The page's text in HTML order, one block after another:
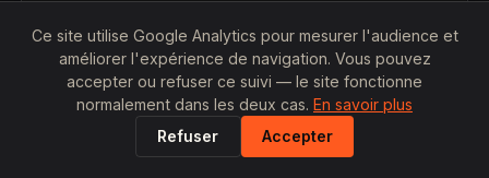
25 JUILLET 2026
Combien coûte la refonte complète d'une
identité visuelle ?
Prix, étapes et facteurs qui font varier le budget d'une
Ce site utilise Google Analytics pour mesurer l'audience et
améliorer l'expérience de navigation. Vous pouvez
accepter ou refuser ce suivi — le site fonctionne
normalement dans les deux cas. En savoir plus
Refuser
Accepter